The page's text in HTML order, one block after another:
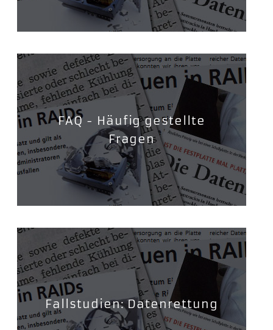
FAQ - Häufig gestellte
Fragen
Fallstudien: Datenrettung